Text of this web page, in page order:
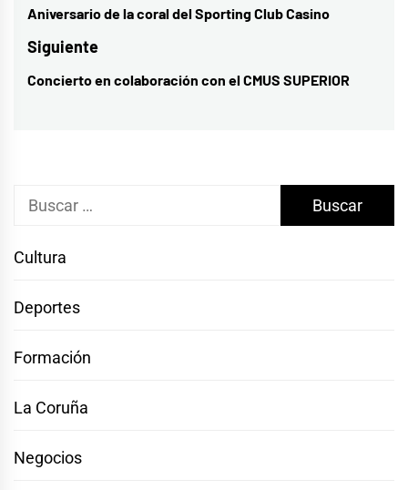
de
entradas
Entrada
anterior:
Aniversario de la coral del Sporting Club Casino
Siguiente
Entrada
Concierto en colaboración con el CMUS SUPERIOR
Buscar:
Cultura
Deportes
Formación
La Coruña
Negocios